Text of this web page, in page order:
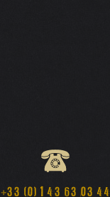
+33 (0) 1 43 63 03 44